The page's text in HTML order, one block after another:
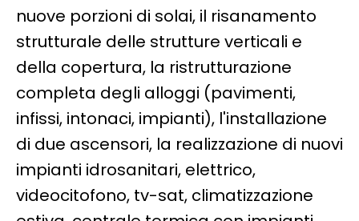
nuove porzioni di solai, il risanamento
strutturale delle strutture verticali e
della copertura, la ristrutturazione
completa degli alloggi (pavimenti,
infissi, intonaci, impianti), l'installazione
di due ascensori, la realizzazione di nuovi
impianti idrosanitari, elettrico,
videocitofono, tv-sat, climatizzazione